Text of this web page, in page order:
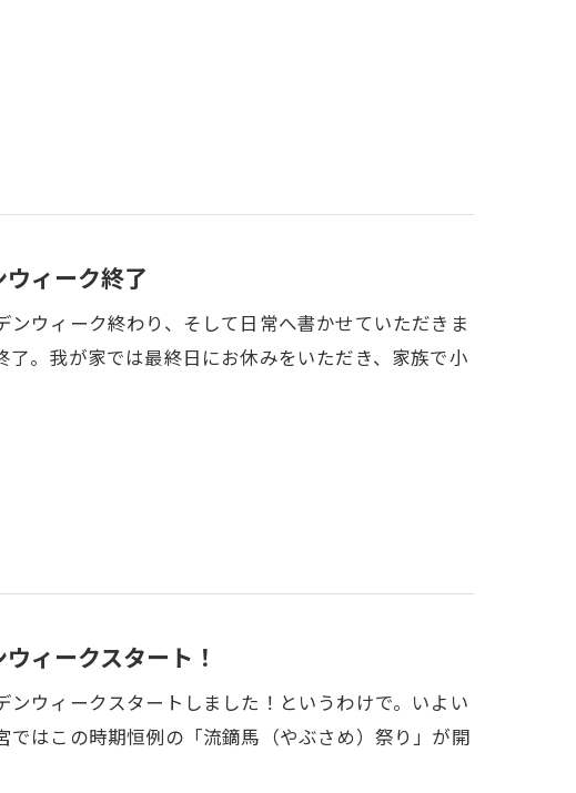
ウィーク終了
ウィーク終わり、そして日常へ書かせていただきま
。我が家では最終日にお休みをいただき、家族で小
ィークスタート！
ウィークスタートしました！というわけで。いよい
はこの時期恒例の「流鏑馬（やぶさめ）祭り」が開